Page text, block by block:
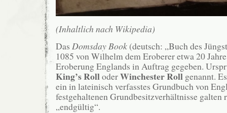
(Inhaltlich nach Wikipedia)
Das Domsday Book (deutsch: „Buch des
1085 von Wilhelm dem Eroberer etwa 20
Eroberung Englands in Auftrag gegeben.
King’s RolloderWinchester Roll genannt.
ein in lateinisch verfasstes Grundbuch von
festgehaltenen Grundbesitzverhältnisse galten
„endgültig“.